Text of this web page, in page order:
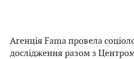
Агенція Fama провела
дослідження разом з